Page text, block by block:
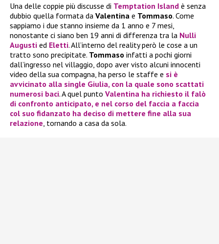
Una delle coppie più discusse di Temptation Island è senza
dubbio quella formata da Valentina e Tommaso. Come
sappiamo i due stanno insieme da 1 anno e 7 mesi,
nonostante ci siano ben 19 anni di differenza tra la Nulli
Augusti ed Eletti. All’interno del reality però le cose a un
tratto sono precipitate. Tommaso infatti a pochi giorni
dall’ingresso nel villaggio, dopo aver visto alcuni innocenti
video della sua compagna, ha perso le staffe e si è
avvicinato alla single Giulia, con la quale sono scattati
numerosi baci. A quel punto Valentina ha richiesto il falò
di confronto anticipato, e nel corso del faccia a faccia
col suo fidanzato ha deciso di mettere fine alla sua
relazione , tornando a casa da sola.